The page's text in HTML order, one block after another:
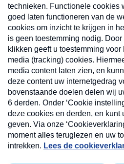
Nieuwsbrief
Neem hier een gratis
nieuwsbrief. Elke vrijdag- en